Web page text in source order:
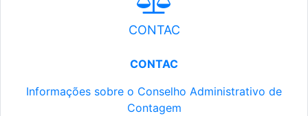
CONTAC
CONTAC
Informações sobre o Conselho Administrativo de
Contagem